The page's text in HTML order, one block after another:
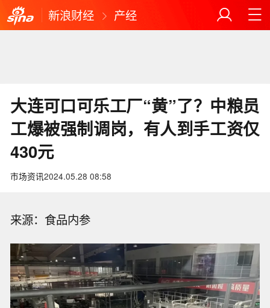
新浪财经 产经
大连可口可乐工厂“黄”了？中粮员
工爆被强制调岗，有人到手工资仅
430元
市场资讯2024.05.28 08:58
来源：食品内参